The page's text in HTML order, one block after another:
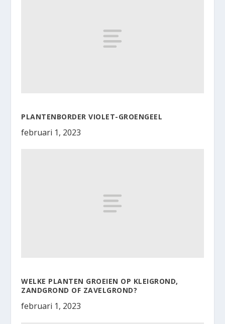
PLANTENBORDER VIOLET-GROENGEEL
februari 1, 2023
WELKE PLANTEN GROEIEN OP KLEIGROND,
ZANDGROND OF ZAVELGROND?
februari 1, 2023